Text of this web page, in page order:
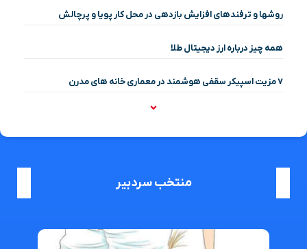
روشها و ترفندهای افزایش بازدهی در محل کار پویا و پرچالش
همه چیز درباره ارز دیجیتال طلا
۷ مزیت اسپیکر سقفی هوشمند در معماری خانه‌ های مدرن
منتخب سردبیر